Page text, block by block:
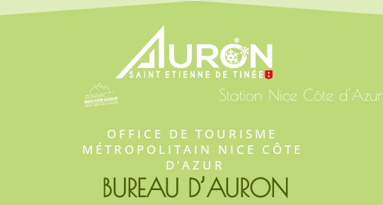
Station Nice Côte d'Azur
OFFICE DE TOURISME
MÉTROPOLITAIN NICE CÔTE
D’AZUR
BUREAU D’AURON